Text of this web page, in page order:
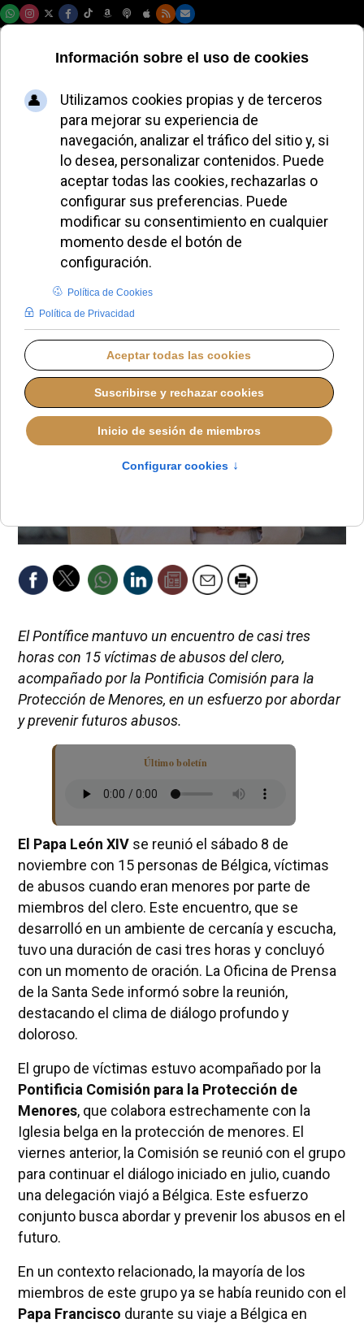
El Papa León XIV se
reúne con víctimas
de abusos en
Bélgica
ALMUDENA RODRIGO
PAPA LEÓN XIV
SÁBADO, 08 NOVIEMBRE 2025 08:50
El Pontífice mantuvo un encuentro de casi tres
horas con 15 víctimas de abusos del clero,
acompañado por la Pontificia Comisión para la
Protección de Menores, en un esfuerzo por abordar
y prevenir futuros abusos.
Último boletín
El Papa León XIVse reunió el sábado 8 de
noviembre con 15 personas de Bélgica, víctimas
de abusos cuando eran menores por parte de
miembros del clero. Este encuentro, que se
desarrolló en un ambiente de cercanía y escucha,
tuvo una duración de casi tres horas y concluyó
con un momento de oración. La Oficina de Prensa
de la Santa Sede informó sobre la reunión,
destacando el clima de diálogo profundo y
doloroso.
El grupo de víctimas estuvo acompañado por la
Pontificia Comisión para la Protección de
Menores, que colabora estrechamente con la
Iglesia belga en la protección de menores. El
viernes anterior, la Comisión se reunió con el grupo
para continuar el diálogo iniciado en julio, cuando
una delegación viajó a Bélgica. Este esfuerzo
conjunto busca abordar y prevenir los abusos en el
futuro.
En un contexto relacionado, la mayoría de los
miembros de este grupo ya se había reunido con el
Papa Francisco durante su viaje a Bélgica en